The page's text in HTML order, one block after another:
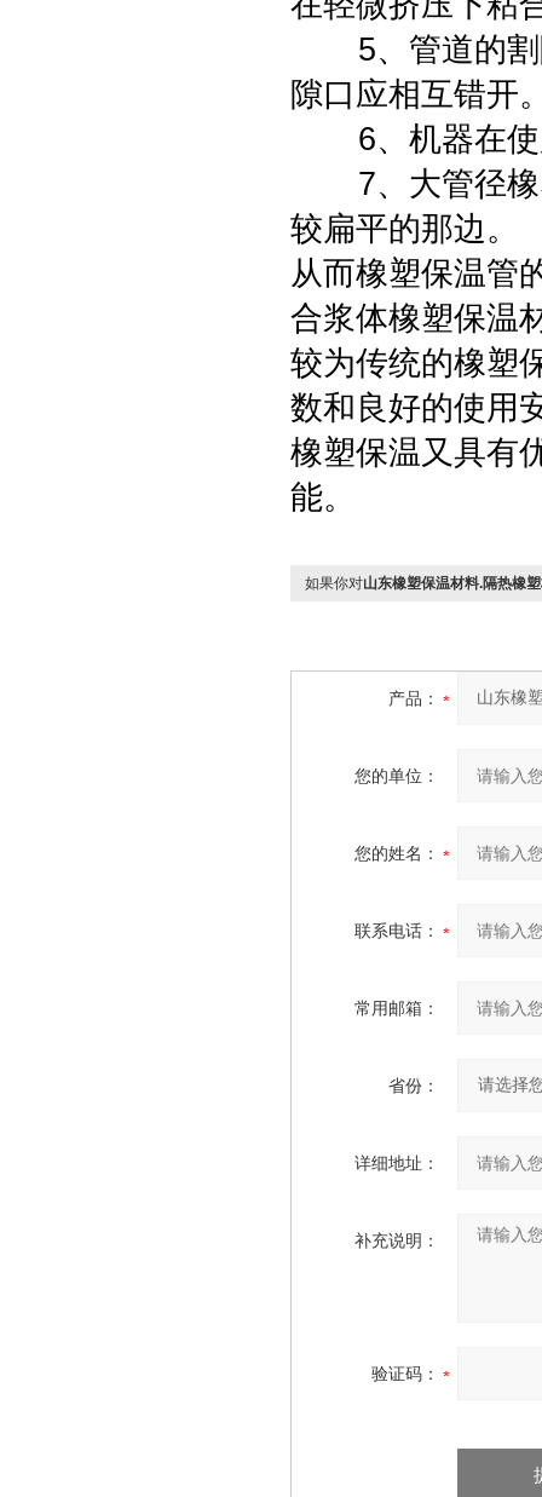
5、管道的割
隙口应相互错开
6、机器在使
7、大管径橡
较扁平的那边。
从而橡塑保温管
合浆体橡塑保温
较为传统的橡塑
数和良好的使用
橡塑保温又具有
能。
如果你对山东橡塑保温材料.隔热橡
产品：
您的单位：
您的姓名：
联系电话：
常用邮箱：
省份：
详细地址：
补充说明：
验证码：